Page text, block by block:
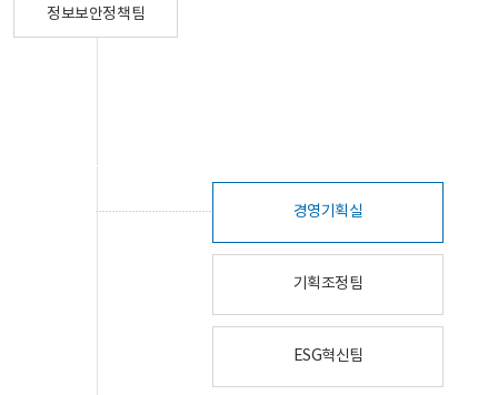
정보보안정책팀
경영기획실
기획조정팀
ESG혁신팀